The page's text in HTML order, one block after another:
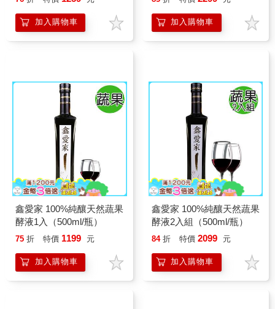
加入購物車 加入購物車
鑫愛家 100%純釀天然蔬果
酵液1入（500ml/瓶）
75 折 特價 1199 元
加入購物車
鑫愛家 100%純釀天然蔬果
酵液2入組（500ml/瓶）
84 折 特價 2099 元
加入購物車